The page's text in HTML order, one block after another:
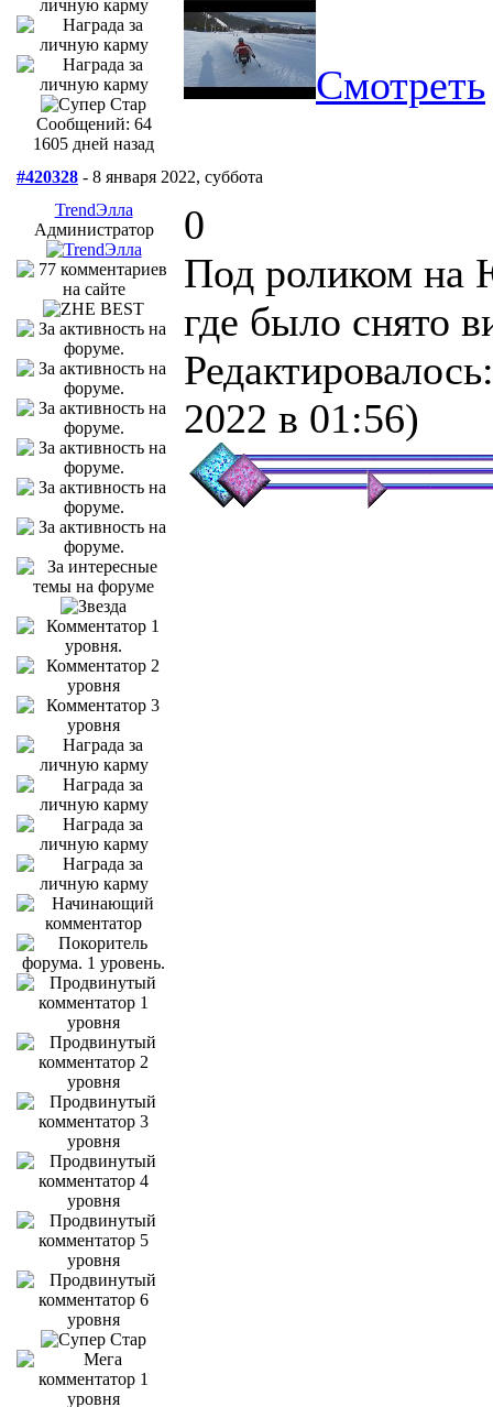
Сообщений: 64
1605 дней назад
Смотреть
#420328 - 8 января 2022, суббота
TrendЭлла
Администратор
0
Под роликом на
где было снято
2022 в 01:56)